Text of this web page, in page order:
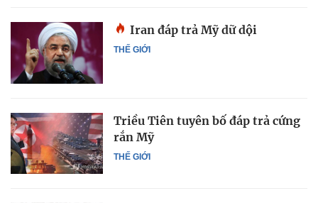
THẾ GIỚI
Iran đáp trả Mỹ dữ dội
THẾ GIỚI
Triều Tiên tuyên bố đáp trả cứng
rắn Mỹ